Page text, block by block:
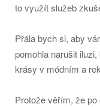
to využít služeb
Přála bych si, aby
pomohla narušit
krásy v módním a
Protože věřím, že